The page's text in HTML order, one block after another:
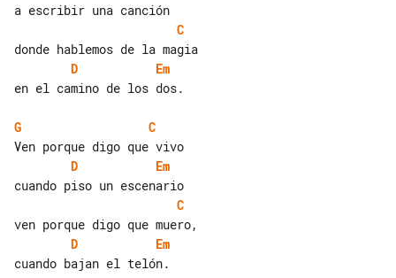
C
D
Em
en el camino de los dos.
G
C
D
Em
C
D
Em
cuando bajan el telón.